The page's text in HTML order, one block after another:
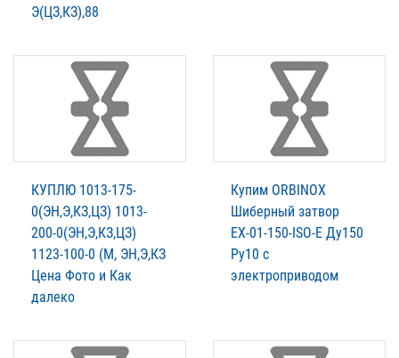
Э(ЦЗ,КЗ),88
КУПЛЮ 1013-175-
0(ЭН,Э,КЗ,ЦЗ) 1013-
200-0(ЭН,Э,КЗ,ЦЗ)
1123-100-0 (М, ЭН,Э,КЗ
Цена Фото и Как
далеко
Купим ORBINOX
Шиберный затвор
ЕХ-01-150-ISO-E Ду150
Ру10 с
электроприводом